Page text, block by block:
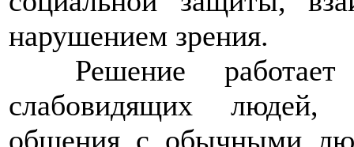
нарушением зрения.
Решение
слабовидящих людей,
общения с обычными